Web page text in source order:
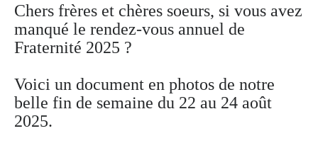
Chers frères et chères soeurs, si vous avez
manqué le rendez-vous annuel de
Fraternité 2025 ?
Voici un document en photos de notre
belle fin de semaine du 22 au 24 août
2025.